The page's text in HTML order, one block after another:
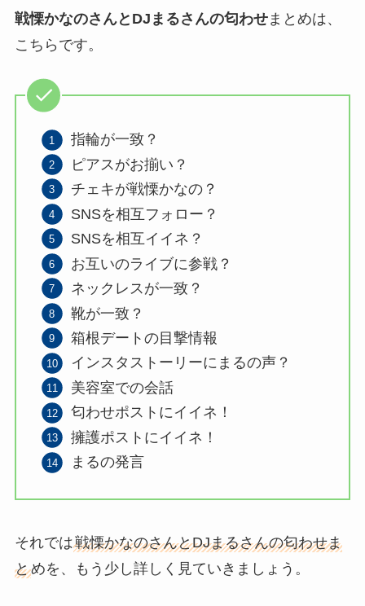
戦慄かなのさんとDJまるさんの匂わせまとめは、
こちらです。
指輪が一致？
ピアスがお揃い？
チェキが戦慄かなの？
SNSを相互フォロー？
SNSを相互イイネ？
お互いのライブに参戦？
ネックレスが一致？
靴が一致？
箱根デートの目撃情報
インスタストーリーにまるの声？
美容室での会話
匂わせポストにイイネ！
擁護ポストにイイネ！
まるの発言
それでは戦慄かなのさんとDJまるさんの匂わせま
とめを、もう少し詳しく見ていきましょう。